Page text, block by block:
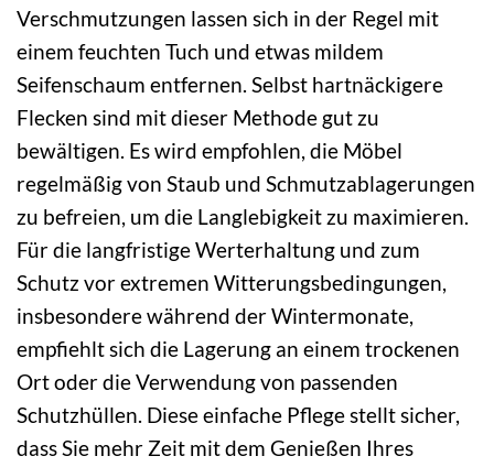
Verschmutzungen lassen sich in der Regel mit
einem feuchten Tuch und etwas mildem
Seifenschaum entfernen. Selbst hartnäckigere
Flecken sind mit dieser Methode gut zu
bewältigen. Es wird empfohlen, die Möbel
regelmäßig von Staub und Schmutzablagerungen
zu befreien, um die Langlebigkeit zu maximieren.
Für die langfristige Werterhaltung und zum
Schutz vor extremen Witterungsbedingungen,
insbesondere während der Wintermonate,
empfiehlt sich die Lagerung an einem trockenen
Ort oder die Verwendung von passenden
Schutzhüllen. Diese einfache Pflege stellt sicher,
dass Sie mehr Zeit mit dem Genießen Ihres